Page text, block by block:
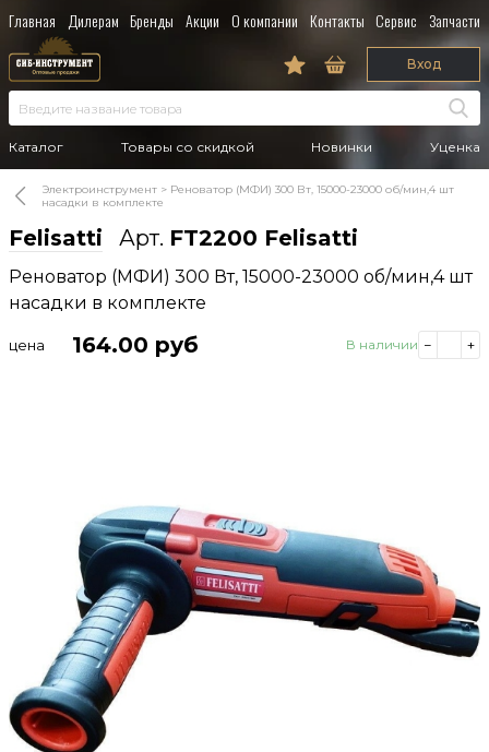
Главная Дилерам Бренды Акции О компании Контакты Сервис Запчасти
Каталог Товары со скидкой Новинки Уценка
Вход
Электроинструмент
Реноватор (МФИ) 300 Вт, 15000-23000 об/мин,4 шт
насадки в комплекте
Felisatti Арт. FT2200 Felisatti
Реноватор (МФИ) 300 Вт, 15000-23000 об/мин,4 шт
насадки в комплекте
цена 164.00 руб В наличии